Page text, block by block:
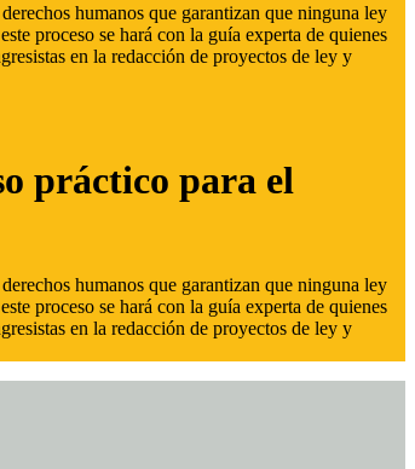
humanos que garantizan que ninguna ley
proceso se hará con la guía experta de quienes
en la redacción de proyectos de ley y
práctico para el
humanos que garantizan que ninguna ley
proceso se hará con la guía experta de quienes
en la redacción de proyectos de ley y